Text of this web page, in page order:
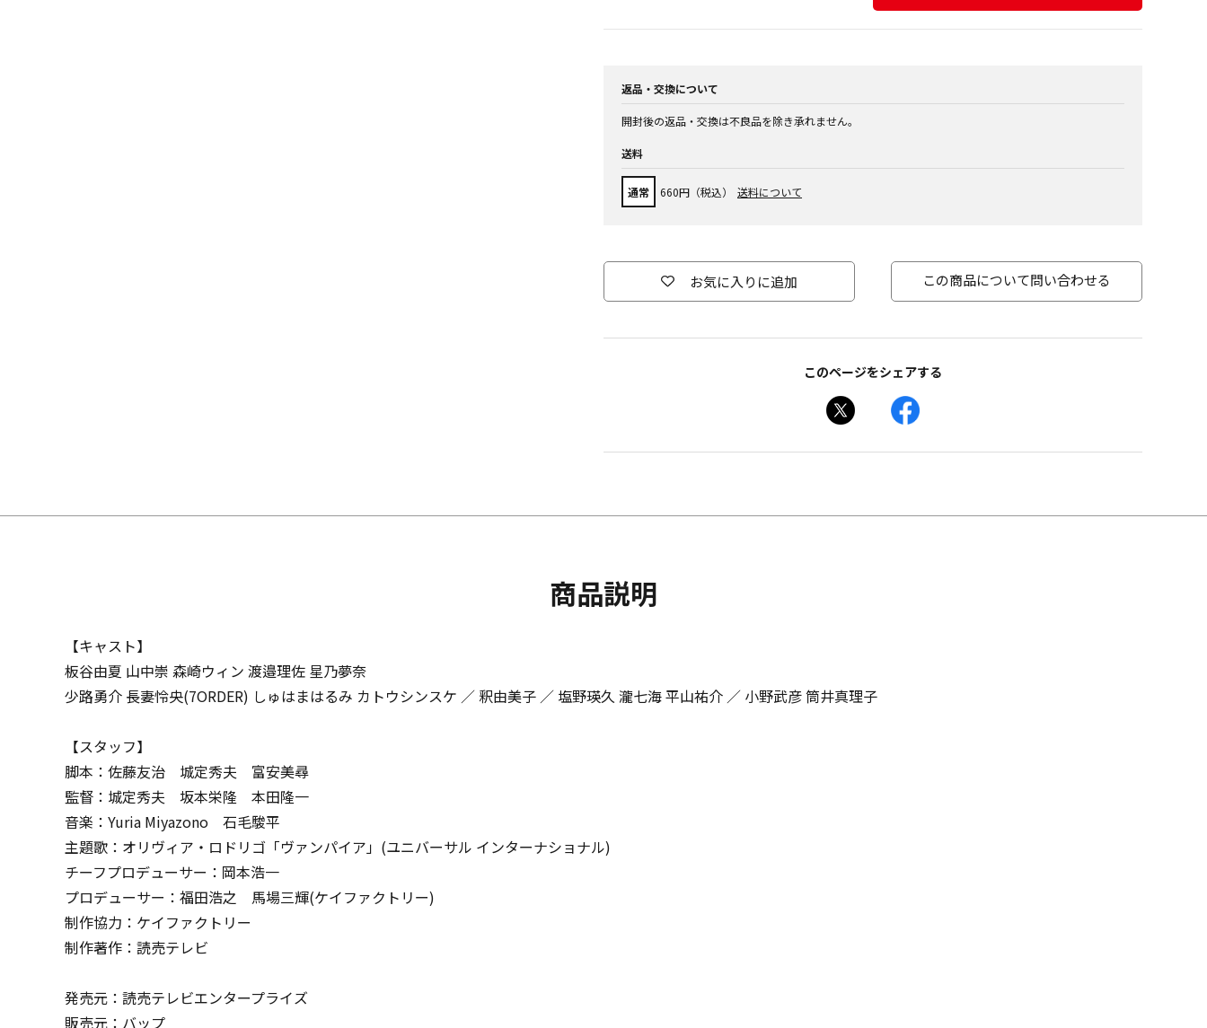
返品・交換について
開封後の返品・交換は不良品を除き承れません。
送料
通常 660円（税込） 送料について
お気に入りに追加 この商品について問い合わせる
このページをシェアする
商品説明
【キャスト】
板谷由夏 山中崇 森崎ウィン 渡邉理佐 星乃夢奈
少路勇介 長妻怜央(7ORDER) しゅはまはるみ カトウシンスケ ／ 釈由美子 ／ 塩野瑛久 瀧七海 平山祐介 ／ 小野武彦 筒井真理子
【スタッフ】
脚本：佐藤友治 城定秀夫 富安美尋
監督：城定秀夫 坂本栄隆 本田隆一
音楽：Yuria Miyazono 石毛駿平
主題歌：オリヴィア・ロドリゴ「ヴァンパイア」(ユニバーサル インターナショナル)
チーフプロデューサー：岡本浩一
プロデューサー：福田浩之 馬場三輝(ケイファクトリー)
制作協力：ケイファクトリー
制作著作：読売テレビ
発売元：読売テレビエンタープライズ
販売元：バップ